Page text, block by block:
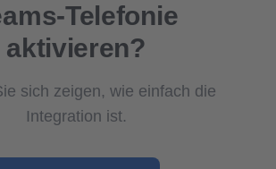
Telefonie
aktivieren?
sich zeigen, wie einfach die
Integration ist.